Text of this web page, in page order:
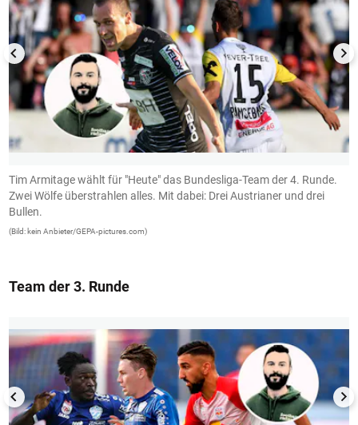
Tim Armitage wählt für "Heute" das Bundesliga-Team der 4. Runde.
Zwei Wölfe überstrahlen alles. Mit dabei: Drei Austrianer und drei
Bullen.
(Bild: kein Anbieter/GEPA-pictures.com)
Team der 3. Runde
1/13